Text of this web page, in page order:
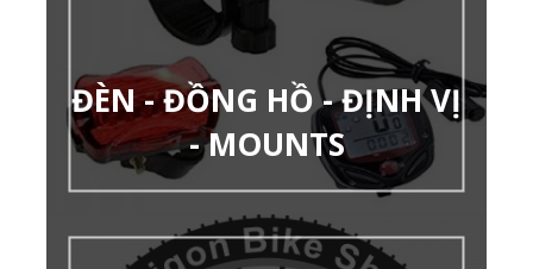
ĐÈN - ĐỒNG HỒ - ĐỊNH VỊ
- MOUNTS